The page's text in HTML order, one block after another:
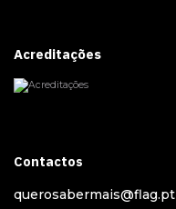
Acreditações
Contactos
querosabermais@flag.pt